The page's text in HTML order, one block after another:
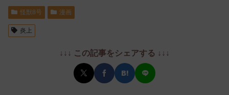
怪獣8号 漫画
炎上
↓↓↓ この記事をシェアする ↓↓↓